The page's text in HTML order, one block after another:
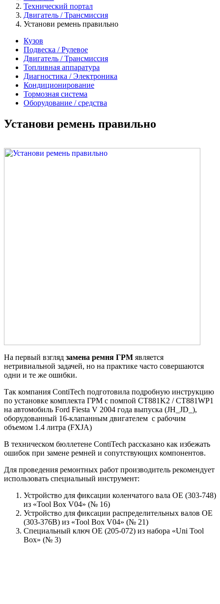
Технический портал
Двигатель / Трансмиссия
Установи ремень правильно
Кузов
Подвеска / Рулевое
Двигатель / Трансмиссия
Топливная аппаратура
Диагностика / Электроника
Кондиционирование
Тормозная система
Оборудование / средства
Установи ремень правильно
На первый взгляд замена ремня ГРМ является
нетривиальной задачей, но на практике часто совершаются
одни и те же ошибки.
Так компания ContiTech подготовила подробную инструкцию
по установке комплекта ГРМ с помпой CT881K2 / CT881WP1
на автомобиль Ford Fiesta V 2004 года выпуска (JH_JD_),
оборудованный 16-клапанным двигателем с рабочим
объемом 1.4 литра (FXJA)
В техническом бюллетене ContiTech рассказано как избежать
ошибок при замене ремней и сопутствующих компонентов.
Для проведения ремонтных работ производитель рекомендует
использовать специальный инструмент:
Устройство для фиксации коленчатого вала OE (303-748)
из «Tool Box V04» (№ 16)
Устройство для фиксации распределительных валов OE
(303-376B) из «Tool Box V04» (№ 21)
Специальный ключ OE (205-072) из набора «Uni Tool
Box» (№ 3)